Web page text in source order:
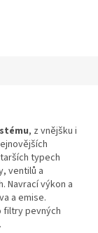
, z vnějšku i
typech
ventilů a
Navrací výkon a
a emise.
filtry pevných